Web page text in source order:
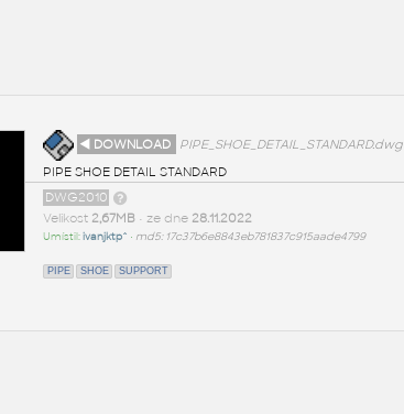
◄ DOWNLOAD
PIPE_SHOE_DETAIL_STANDARD.dwg
PIPE SHOE DETAIL STANDARD
DWG2010
Velikost 2,67MB• ze dne 28.11.2022
Umístil:ivanjktp^ • md5: 17c37b6e8843eb781837c915aade4799
PIPE SHOE SUPPORT